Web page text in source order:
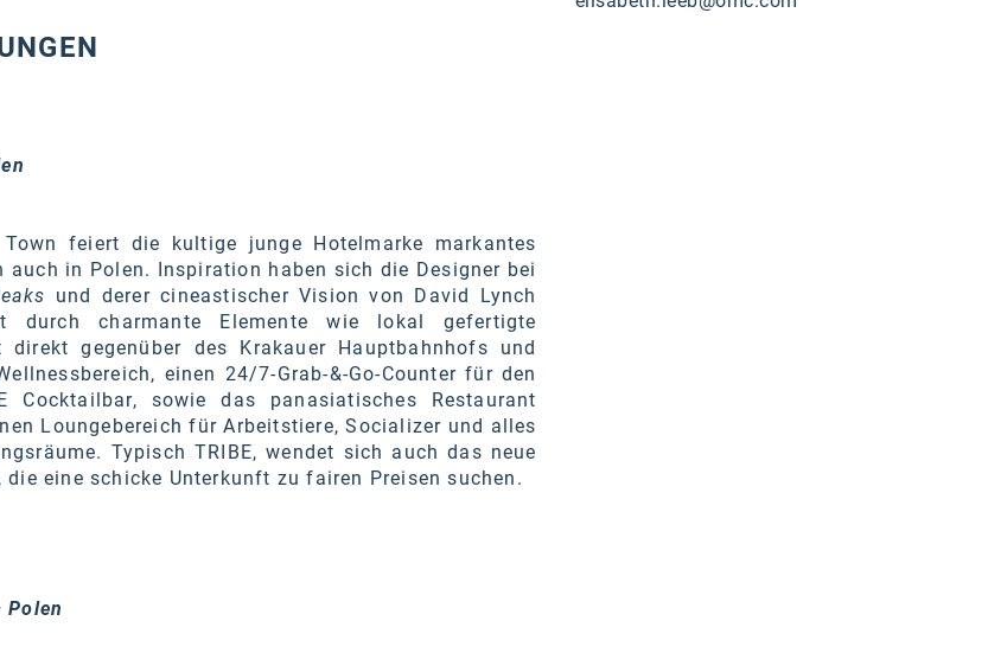
feiert die kultige junge Hotelmarke markantes
auch in Polen. Inspiration haben sich die Designer bei
und derer cineastischer Vision von David Lynch
durch charmante Elemente wie lokal gefertigte
gegenüber des Krakauer Hauptbahnhofs und
einen 24/7-Grab-&-Go-Counter für den
Cocktailbar, sowie das panasiatisches Restaurant
Loungebereich für Arbeitstiere, Socializer und alles
Typisch TRIBE, wendet sich auch das neue
eine schicke Unterkunft zu fairen Preisen suchen.